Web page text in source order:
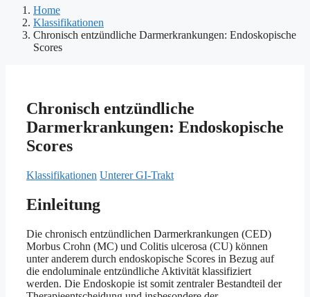
Home
Klassifikationen
Chronisch entzündliche Darmerkrankungen: Endoskopische
Scores
Chronisch entzündliche
Darmerkrankungen: Endoskopische
Scores
Klassifikationen Unterer GI-Trakt
Einleitung
Die chronisch entzündlichen Darmerkrankungen (CED)
Morbus Crohn (MC) und Colitis ulcerosa (CU) können
unter anderem durch endoskopische Scores in Bezug auf
die endoluminale entzündliche Aktivität klassifiziert
werden. Die Endoskopie ist somit zentraler Bestandteil der